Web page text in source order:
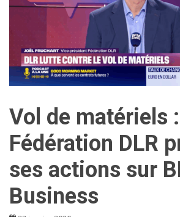
Vol de matériels
Fédération DLR
ses actions sur
Business